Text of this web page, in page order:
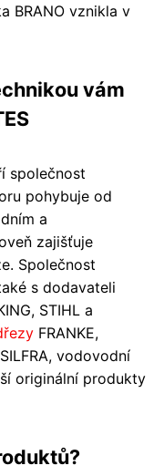
BRANO vznikla v
vám
společnost
pohybuje od
a
zajišťuje
Společnost
s dodavateli
STIHL a
FRANKE,
vodovodní
originální produkty